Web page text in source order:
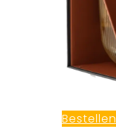
Bestellen